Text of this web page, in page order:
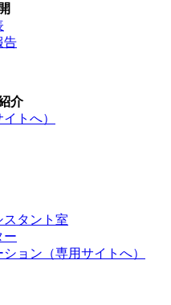
告
介
トへ）
スタント室
ー
ョン（専用サイトへ）